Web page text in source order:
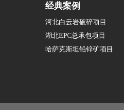
经典案例
河北白云岩破碎项目
湖北EPC总承包项目
哈萨克斯坦铅锌矿项目